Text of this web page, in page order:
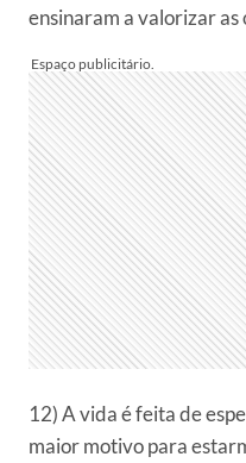
ensinaram a valorizar as
12) A vida é feita de
maior motivo para